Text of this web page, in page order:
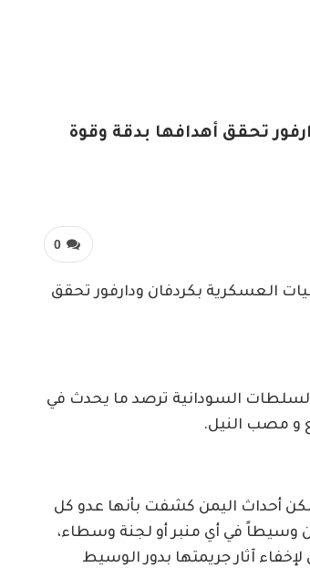
تحقق أهدافها بدقة وقوة
0
العسكرية بكردفان ودارفور تحقق
السودانية ترصد ما يحدث في
و مصب النيل.
أحداث اليمن كشفت بأنها عدو كل
وسيطاً في أي منبر أو لجنة وسطاء،
آثار جريمتها بدور الوسيط